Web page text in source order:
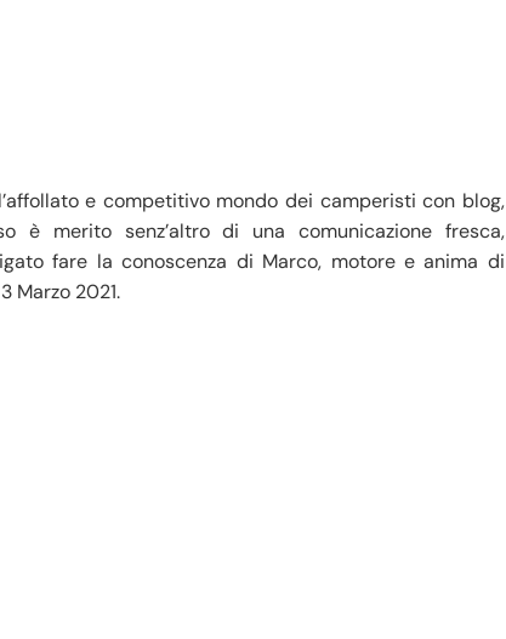
e competitivo mondo dei camperisti con blog,
è merito senz’altro di una comunicazione fresca,
fare la conoscenza di Marco, motore e anima di
Marzo 2021.